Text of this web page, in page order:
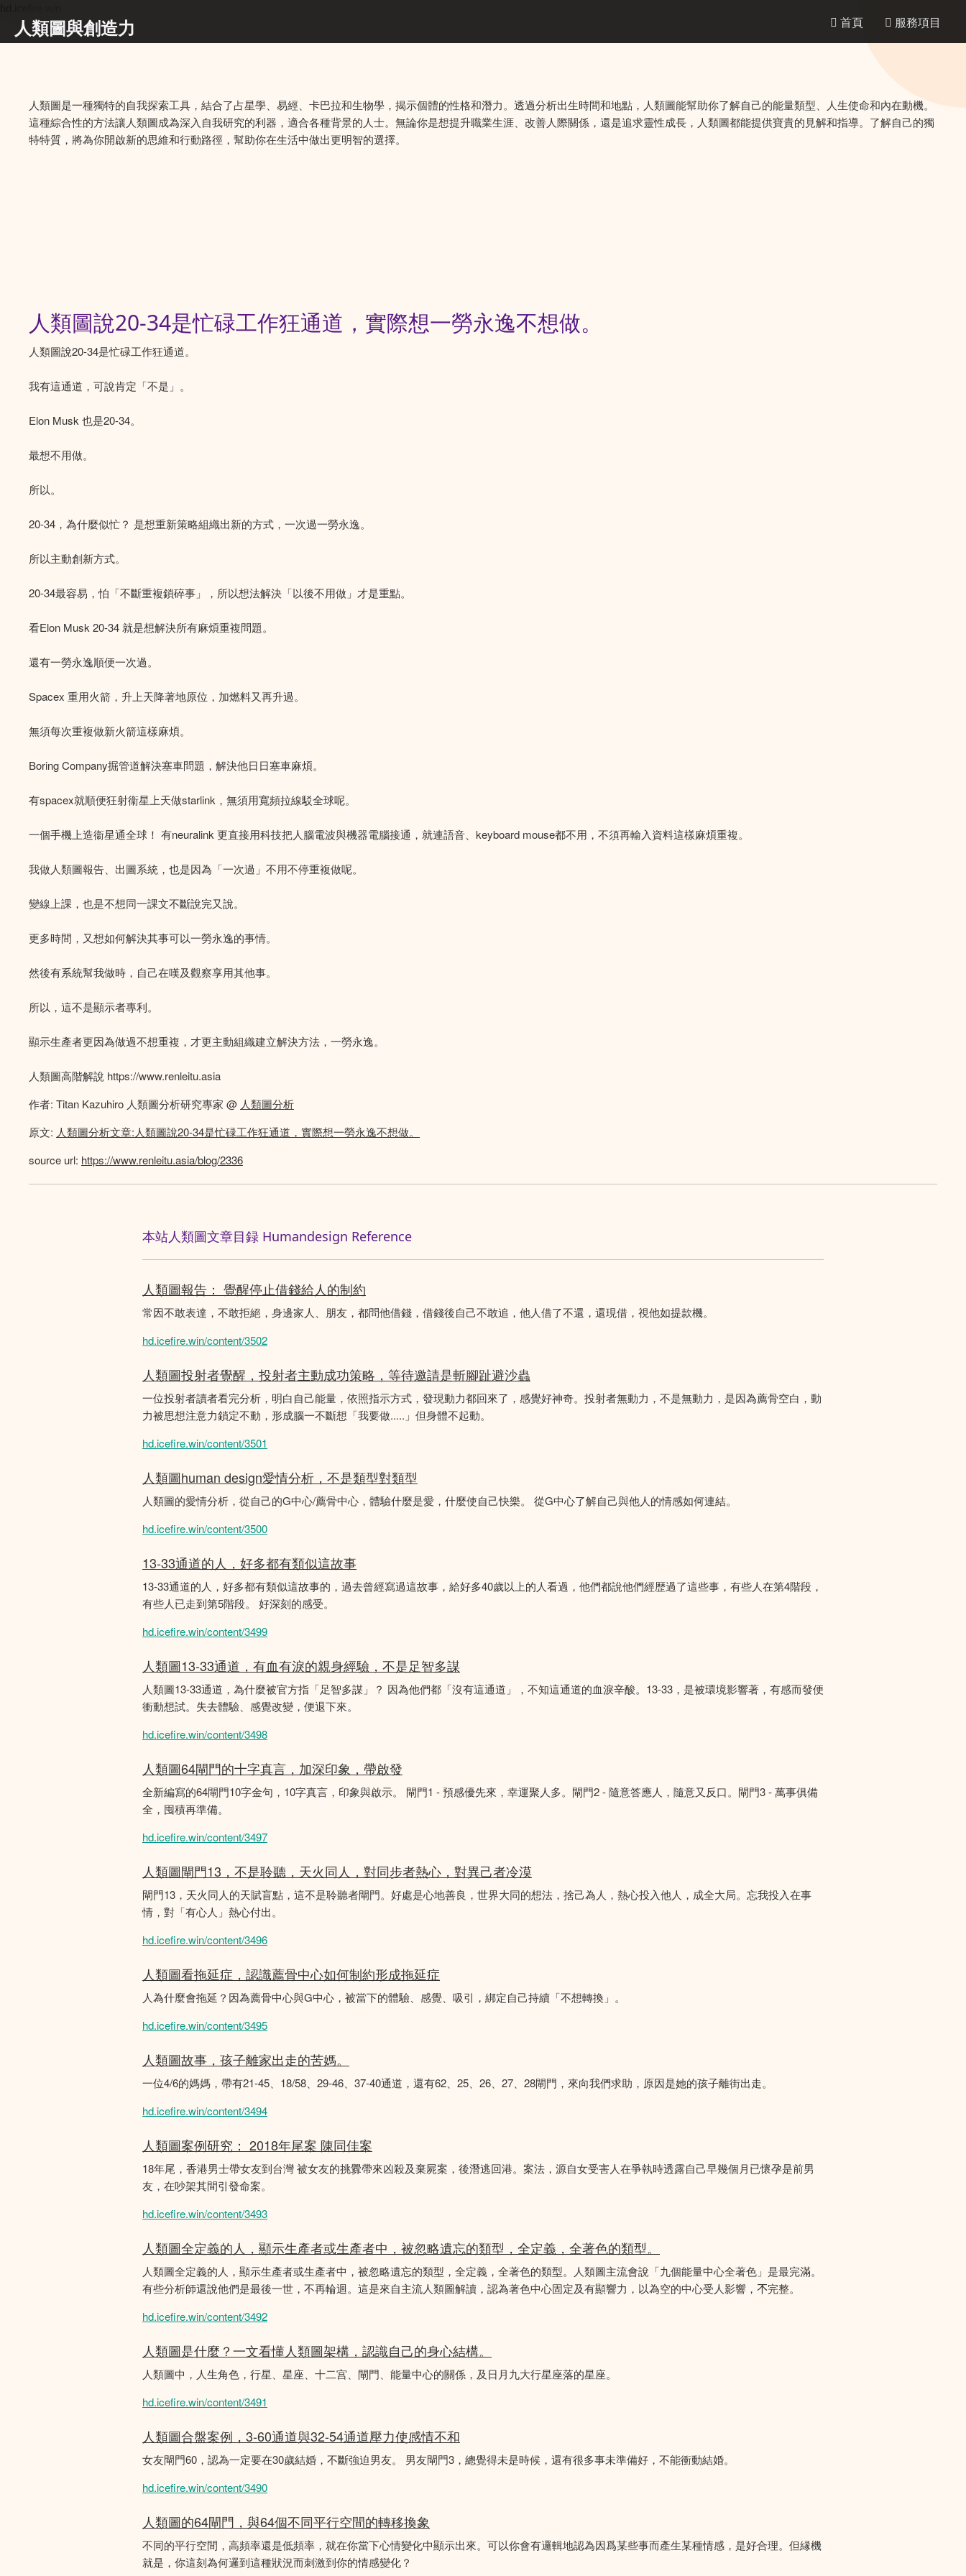
人類圖與創造力 首頁 服務項目
人類圖是一種獨特的自我探索工具，結合了占星學、易經、卡巴拉和生物學，揭示個體的性格和潛力。透過分析出生時間和地點，人類圖能幫助你了解自己的能量類型、人生使命和內在動機。
這種綜合性的方法讓人類圖成為深入自我研究的利器，適合各種背景的人士。無論你是想提升職業生涯、改善人際關係，還是追求靈性成長，人類圖都能提供寶貴的見解和指導。了解自己的獨
特特質，將為你開啟新的思維和行動路徑，幫助你在生活中做出更明智的選擇。
人類圖說20-34是忙碌工作狂通道，實際想一勞永逸不想做。
人類圖說20-34是忙碌工作狂通道。
我有這通道，可說肯定「不是」。
Elon Musk 也是20-34。
最想不用做。
所以。
20-34，為什麼似忙？ 是想重新策略組織出新的方式，一次過一勞永逸。
所以主動創新方式。
20-34最容易，怕「不斷重複鎖碎事」，所以想法解決「以後不用做」才是重點。
看Elon Musk 20-34 就是想解決所有麻煩重複問題。
還有一勞永逸順便一次過。
Spacex 重用火箭，升上天降著地原位，加燃料又再升過。
無須每次重複做新火箭這樣麻煩。
Boring Company掘管道解決塞車問題，解決他日日塞車麻煩。
有spacex就順便狂射衞星上天做starlink，無須用寬頻拉線駁全球呢。
一個手機上造衞星通全球！ 有neuralink 更直接用科技把人腦電波與機器電腦接通，就連語音、keyboard mouse都不用，不須再輸入資料這樣麻煩重複。
我做人類圖報告、出圖系統，也是因為「一次過」不用不停重複做呢。
變線上課，也是不想同一課文不斷說完又說。
更多時間，又想如何解決其事可以一勞永逸的事情。
然後有系統幫我做時，自己在嘆及觀察享用其他事。
所以，這不是顯示者專利。
顯示生產者更因為做過不想重複，才更主動組織建立解決方法，一勞永逸。
人類圖高階解說 https://www.renleitu.asia
作者: Titan Kazuhiro 人類圖分析研究專家 @ 人類圖分析
原文: 人類圖分析文章:人類圖說20-34是忙碌工作狂通道，實際想一勞永逸不想做。
source url: https://www.renleitu.asia/blog/2336
本站人類圖文章目録 Humandesign Reference
人類圖報告： 覺醒停止借錢給人的制約
常因不敢表達，不敢拒絕，身邊家人、朋友，都問他借錢，借錢後自己不敢追，他人借了不還，還現借，視他如提款機。
hd.icefire.win/content/3502
人類圖投射者覺醒，投射者主動成功策略，等待邀請是斬腳趾避沙蟲
一位投射者讀者看完分析，明白自己能量，依照指示方式，發現動力都回來了，感覺好神奇。投射者無動力，不是無動力，是因為薦骨空白，動
力被思想注意力鎖定不動，形成腦一不斷想「我要做.....」但身體不起動。
hd.icefire.win/content/3501
人類圖human design愛情分析，不是類型對類型
人類圖的愛情分析，從自己的G中心/薦骨中心，體驗什麼是愛，什麼使自己快樂。 從G中心了解自己與他人的情感如何連結。
hd.icefire.win/content/3500
13-33通道的人，好多都有類似這故事
13-33通道的人，好多都有類似這故事的，過去曾經寫過這故事，給好多40歲以上的人看過，他們都說他們經歴過了這些事，有些人在第4階段，
有些人已走到第5階段。 好深刻的感受。
hd.icefire.win/content/3499
人類圖13-33通道，有血有淚的親身經驗，不是足智多謀
人類圖13-33通道，為什麼被官方指「足智多謀」？ 因為他們都「沒有這通道」，不知這通道的血淚辛酸。13-33，是被環境影響著，有感而發便
衝動想試。失去體驗、感覺改變，便退下來。
hd.icefire.win/content/3498
人類圖64閘門的十字真言，加深印象，帶啟發
全新編寫的64閘門10字金句，10字真言，印象與啟示。 閘門1 - 預感優先來，幸運聚人多。閘門2 - 隨意答應人，隨意又反口。閘門3 - 萬事俱備
全，囤積再準備。
hd.icefire.win/content/3497
人類圖閘門13，不是聆聽，天火同人，對同步者熱心，對異己者冷漠
閘門13，天火同人的天賦盲點，這不是聆聽者閘門。好處是心地善良，世界大同的想法，捨己為人，熱心投入他人，成全大局。忘我投入在事
情，對「有心人」熱心付出。
hd.icefire.win/content/3496
人類圖看拖延症，認識薦骨中心如何制約形成拖延症
人為什麼會拖延？因為薦骨中心與G中心，被當下的體驗、感覺、吸引，綁定自己持續「不想轉換」。
hd.icefire.win/content/3495
人類圖故事，孩子離家出走的苦媽。
一位4/6的媽媽，帶有21-45、18/58、29-46、37-40通道，還有62、25、26、27、28閘門，來向我們求助，原因是她的孩子離街出走。
hd.icefire.win/content/3494
人類圖案例研究： 2018年尾案 陳同佳案
18年尾，香港男士帶女友到台灣 被女友的挑釁帶來凶殺及棄屍案，後潛逃回港。案法，源自女受害人在爭執時透露自己早幾個月已懷孕是前男
友，在吵架其間引發命案。
hd.icefire.win/content/3493
人類圖全定義的人，顯示生產者或生產者中，被忽略遺忘的類型，全定義，全著色的類型。
人類圖全定義的人，顯示生產者或生產者中，被忽略遺忘的類型，全定義，全著色的類型。人類圖主流會說「九個能量中心全著色」是最完滿。
有些分析師還說他們是最後一世，不再輪迴。這是來自主流人類圖解讀，認為著色中心固定及有顯響力，以為空的中心受人影響，𣎴完整。
hd.icefire.win/content/3492
人類圖是什麼？一文看懂人類圖架構，認識自己的身心結構。
人類圖中，人生角色，行星、星座、十二宫、閘門、能量中心的關係，及日月九大行星座落的星座。
hd.icefire.win/content/3491
人類圖合盤案例，3-60通道與32-54通道壓力使感情不和
女友閘門60，認為一定要在30歲結婚，不斷強迫男友。 男友閘門3，總覺得未是時候，還有很多事未準備好，不能衝動結婚。
hd.icefire.win/content/3490
人類圖的64閘門，與64個不同平行空間的轉移換象
不同的平行空間，高頻率還是低頻率，就在你當下心情變化中顯示出來。可以你會有邏輯地認為因爲某些事而產生某種情感，是好合理。但縁機
就是，你這刻為何邏到這種狀況而刺激到你的情感變化？